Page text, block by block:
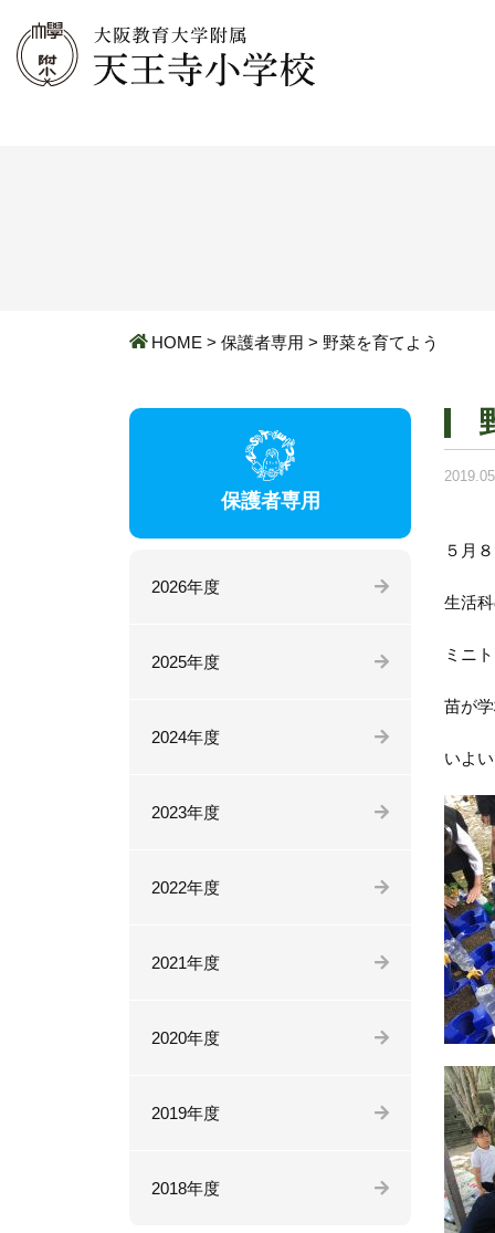
HOME > 保護者専用 > 野菜を育てよう
５月
生活
ミニ
苗が
いよ
保護者専用
2026年度
2025年度
2024年度
2023年度
2022年度
2021年度
2020年度
2019年度
2018年度